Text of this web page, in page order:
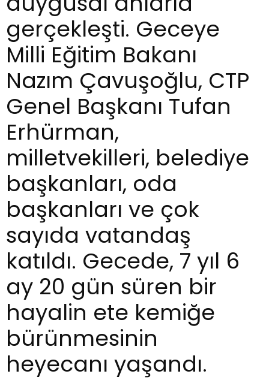
gerçekleşti. Geceye
Milli Eğitim Bakanı
Nazım Çavuşoğlu, CTP
Genel Başkanı Tufan
Erhürman,
milletvekilleri, belediye
başkanları, oda
başkanları ve çok
sayıda vatandaş
katıldı. Gecede, 7 yıl 6
ay 20 gün süren bir
hayalin ete kemiğe
bürünmesinin
heyecanı yaşandı.